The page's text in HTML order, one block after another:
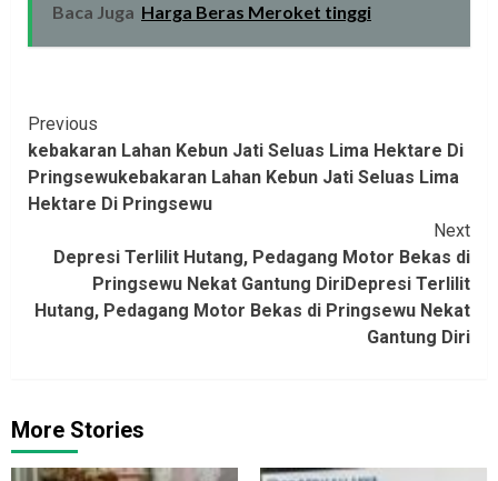
Baca Juga Harga Beras Meroket tinggi
Continue
Reading
Previous
kebakaran Lahan Kebun Jati Seluas Lima Hektare Di
Pringsewukebakaran Lahan Kebun Jati Seluas Lima
Hektare Di Pringsewu
Next
Depresi Terlilit Hutang, Pedagang Motor Bekas di
Pringsewu Nekat Gantung DiriDepresi Terlilit
Hutang, Pedagang Motor Bekas di Pringsewu Nekat
Gantung Diri
More Stories